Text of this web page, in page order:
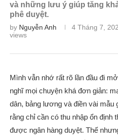
và những lưu ý giúp tăng
phê duyệt.
by Nguyễn Anh 4 Tháng 7,
views
Mình vẫn nhớ rất rõ lần đầu đi
nghĩ mọi chuyện khá đơn giản:
dân, bảng lương và điền vài mẫu
rằng chỉ cần có thu nhập ổn định
được ngân hàng duyệt. Thế